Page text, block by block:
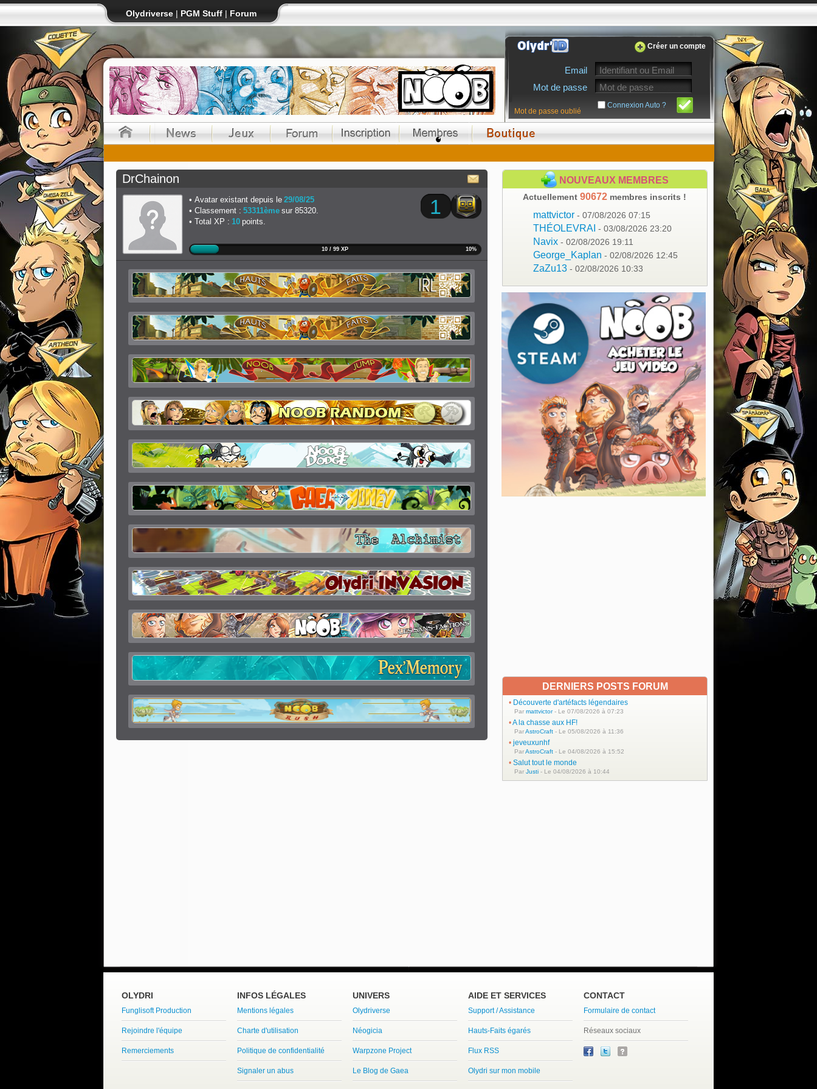
Olydriverse | PGM Stuff | Forum
Créer un compte
Email
Mot de passe
Connexion Auto ?
Mot de passe oublié
DrChainon
Avatar existant depuis le 29/08/25
Classement : 53311ème sur 85320.
Total XP : 10 points.
1
10 / 99 XP 10%
NOUVEAUX MEMBRES
Actuellement 90672 membres inscrits !
mattvictor - 07/08/2026 07:15
THÉOLEVRAI - 03/08/2026 23:20
Navix - 02/08/2026 19:11
George_Kaplan - 02/08/2026 12:45
ZaZu13 - 02/08/2026 10:33
DERNIERS POSTS FORUM
• Découverte d'artéfacts légendaires
Par mattvictor- Le 07/08/2026 à 07:23
•A la chasse aux HF!
ParAstroCraft - Le 05/08/2026 à 11:36
• jeveuxunhf
ParAstroCraft - Le 04/08/2026 à 15:52
• Salut tout le monde
Par Justi - Le 04/08/2026 à 10:44
OLYDRI
Funglisoft Production
Rejoindre l'équipe
Remerciements
INFOS LÉGALES
Mentions légales
Charte d'utilisation
Politique de confidentialité
Signaler un abus
UNIVERS
Olydriverse
Néogicia
Warpzone Project
Le Blog de Gaea
AIDE ET SERVICES
Support / Assistance
Hauts-Faits égarés
Flux RSS
Olydri sur mon mobile
CONTACT
Formulaire de contact
Réseaux sociaux